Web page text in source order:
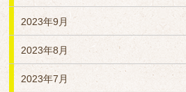
2023年9月
2023年8月
2023年7月